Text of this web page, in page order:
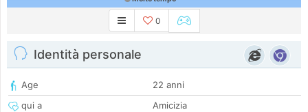
0
Identità personale
Age
22 anni
qui a
Amicizia